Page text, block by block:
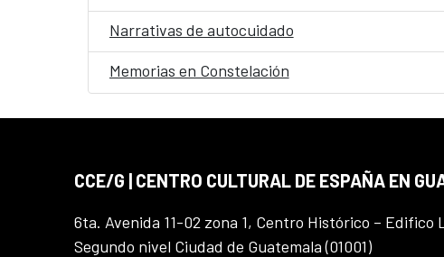
Narrativas de autocuidado
Memorias en Constelación
CCE/G | CENTRO CULTURAL DE ESPAÑA EN
6ta. Avenida 11-02 zona 1, Centro Histórico – Edifico
Segundo nivel Ciudad de Guatemala (01001)